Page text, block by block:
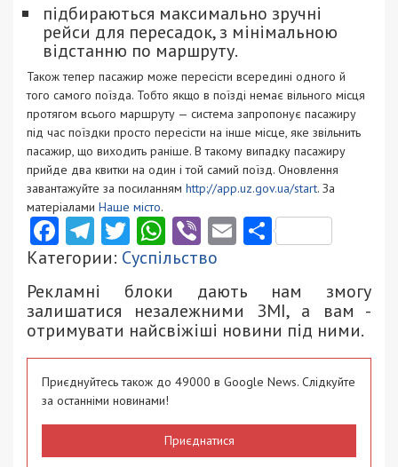
підбираються максимально зручні
рейси для пересадок, з мінімальною
відстанню по маршруту.
Також тепер пасажир може пересісти всередині одного й
того самого поїзда. Тобто якщо в поїзді немає вільного місця
протягом всього маршруту — система запропонує пасажиру
під час поїздки просто пересісти на інше місце, яке звільнить
пасажир, що виходить раніше. В такому випадку пасажиру
прийде два квитки на один і той самий поїзд. Оновлення
завантажуйте за посиланням http://app.uz.gov.ua/start. За
матеріалами Наше місто.
Facebook
Telegram
Twitter
WhatsApp
ViberEmail
Категории: Суспільство
Рекламні блоки дають нам змогу
залишатися незалежними ЗМІ, а вам -
отримувати найсвіжіші новини під ними.
Приєднуйтесь також до 49000 в Google News. Слідкуйте
за останніми новинами!
Приєднатися